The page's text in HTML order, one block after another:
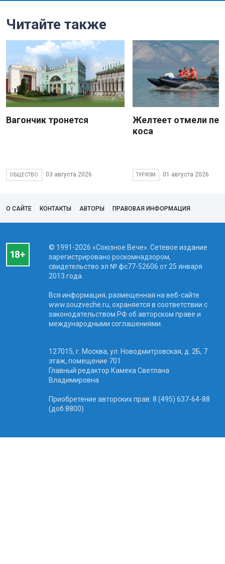
Читайте также
Вагончик тронется
ОБЩЕСТВО 03 августа 2026
Желтеет отмели
коса
ТУРИЗМ 01 августа 2026
О САЙТЕ КОНТАКТЫ АВТОРЫ ПРАВОВАЯ ИНФОРМАЦИЯ
© 1991-2026 «Союзное Вече». Сетевое издание
зарегистрировано роскомнадзором,
свидетельство эл № фc77-52606 от 25 января
2013 года.
Вся информация, размещенная на веб-сайте
www.souzveche.ru, охраняется в соответствии с
законодательством РФ об авторском праве и
международными соглашениями.
127015, г. Москва, ул. Новодмитровская, д. 2Б, 7
этаж, помещение 701
Главный редактор Камека Светлана
Владимировна
Приобретение авторских прав: 8 (495) 637-64-88
(доб.8800)